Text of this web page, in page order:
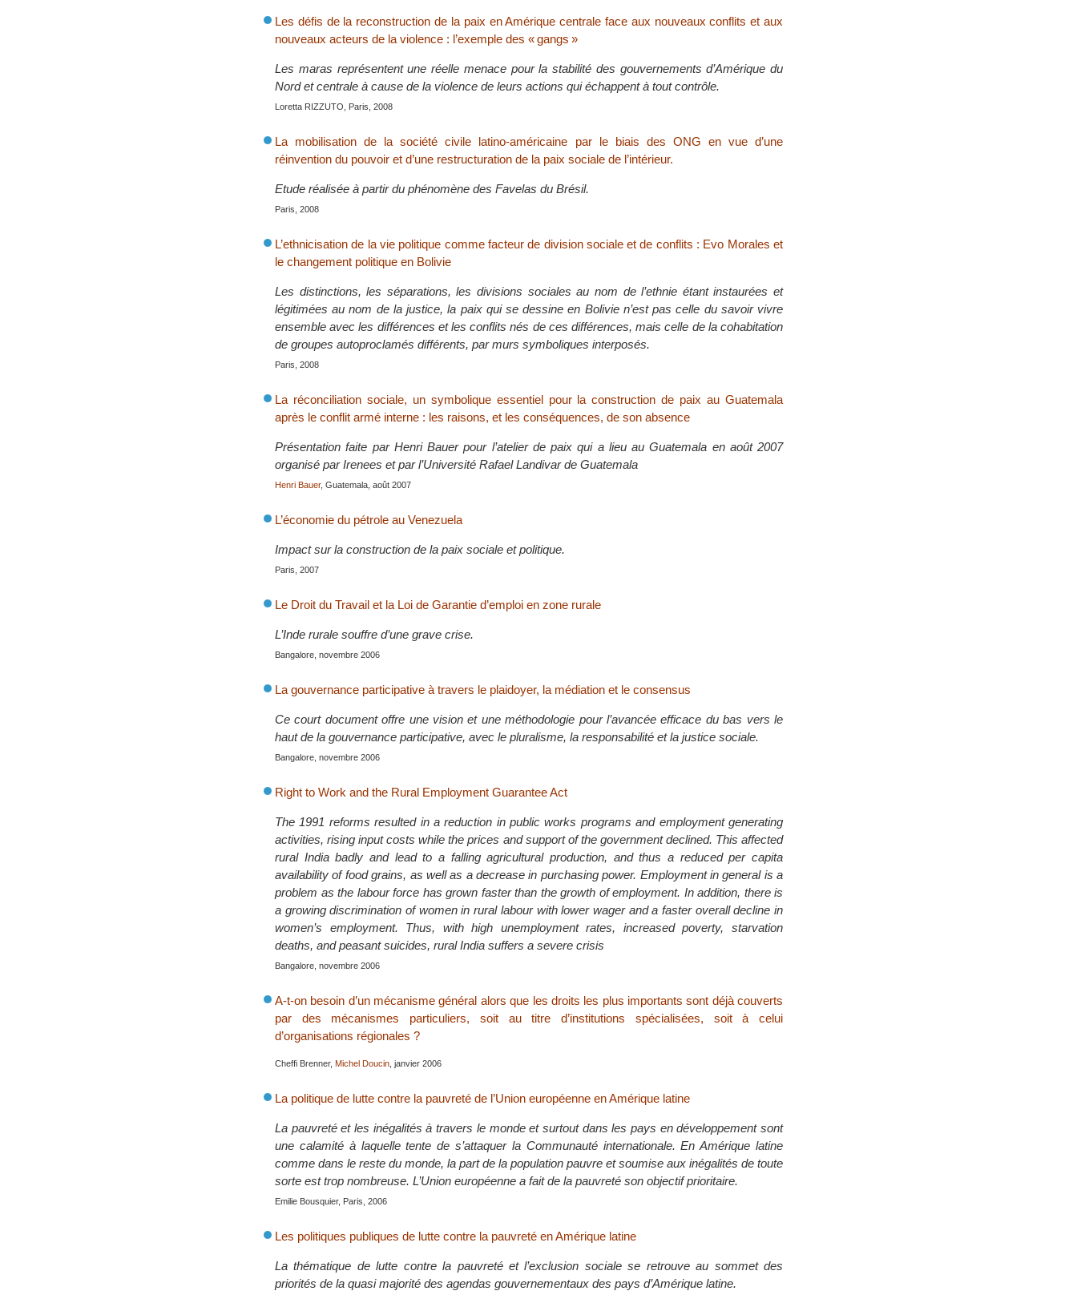
Les défis de la reconstruction de la paix en Amérique centrale face aux nouveaux conflits et aux
nouveaux acteurs de la violence : l’exemple des « gangs »
Les maras représentent une réelle menace pour la stabilité des gouvernements d’Amérique du
Nord et centrale à cause de la violence de leurs actions qui échappent à tout contrôle.
Loretta RIZZUTO, Paris, 2008
La mobilisation de la société civile latino-américaine par le biais des ONG en vue d’une
réinvention du pouvoir et d’une restructuration de la paix sociale de l’intérieur.
Etude réalisée à partir du phénomène des Favelas du Brésil.
Paris, 2008
L’ethnicisation de la vie politique comme facteur de division sociale et de conflits : Evo Morales et
le changement politique en Bolivie
Les distinctions, les séparations, les divisions sociales au nom de l’ethnie étant instaurées et
légitimées au nom de la justice, la paix qui se dessine en Bolivie n’est pas celle du savoir vivre
ensemble avec les différences et les conflits nés de ces différences, mais celle de la cohabitation
de groupes autoproclamés différents, par murs symboliques interposés.
Paris, 2008
La réconciliation sociale, un symbolique essentiel pour la construction de paix au Guatemala
après le conflit armé interne : les raisons, et les conséquences, de son absence
Présentation faite par Henri Bauer pour l’atelier de paix qui a lieu au Guatemala en août 2007
organisé par Irenees et par l’Université Rafael Landivar de Guatemala
Henri Bauer, Guatemala, août 2007
L’économie du pétrole au Venezuela
Impact sur la construction de la paix sociale et politique.
Paris, 2007
Le Droit du Travail et la Loi de Garantie d’emploi en zone rurale
L’Inde rurale souffre d’une grave crise.
Bangalore, novembre 2006
La gouvernance participative à travers le plaidoyer, la médiation et le consensus
Ce court document offre une vision et une méthodologie pour l’avancée efficace du bas vers le
haut de la gouvernance participative, avec le pluralisme, la responsabilité et la justice sociale.
Bangalore, novembre 2006
Right to Work and the Rural Employment Guarantee Act
The 1991 reforms resulted in a reduction in public works programs and employment generating
activities, rising input costs while the prices and support of the government declined. This affected
rural India badly and lead to a falling agricultural production, and thus a reduced per capita
availability of food grains, as well as a decrease in purchasing power. Employment in general is a
problem as the labour force has grown faster than the growth of employment. In addition, there is
a growing discrimination of women in rural labour with lower wager and a faster overall decline in
women’s employment. Thus, with high unemployment rates, increased poverty, starvation
deaths, and peasant suicides, rural India suffers a severe crisis
Bangalore, novembre 2006
A-t-on besoin d’un mécanisme général alors que les droits les plus importants sont déjà couverts
par des mécanismes particuliers, soit au titre d’institutions spécialisées, soit à celui
d’organisations régionales ?
Cheffi Brenner, Michel Doucin , janvier 2006
La politique de lutte contre la pauvreté de l’Union européenne en Amérique latine
La pauvreté et les inégalités à travers le monde et surtout dans les pays en développement sont
une calamité à laquelle tente de s’attaquer la Communauté internationale. En Amérique latine
comme dans le reste du monde, la part de la population pauvre et soumise aux inégalités de toute
sorte est trop nombreuse. L’Union européenne a fait de la pauvreté son objectif prioritaire.
Emilie Bousquier, Paris, 2006
Les politiques publiques de lutte contre la pauvreté en Amérique latine
La thématique de lutte contre la pauvreté et l’exclusion sociale se retrouve au sommet des
priorités de la quasi majorité des agendas gouvernementaux des pays d’Amérique latine.